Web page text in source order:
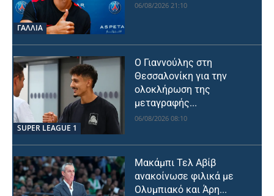
ΓΑΛΛΙΑ
06/08/2026 21:10
SUPER LEAGUE 1
Ο Γιαννούλης στη
Θεσσαλονίκη για την
ολοκλήρωση της
μεταγραφής...
06/08/2026 08:10
Μακάμπι Τελ Αβίβ
ανακοίνωσε φιλικά με
Ολυμπιακό και Άρη...